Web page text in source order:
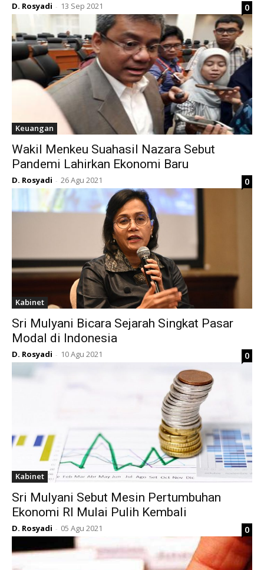
D. Rosyadi - 13 Sep 2021 0
Keuangan
Wakil Menkeu Suahasil Nazara Sebut
Pandemi Lahirkan Ekonomi Baru
D. Rosyadi - 26 Agu 2021 0
Kabinet
Sri Mulyani Bicara Sejarah Singkat Pasar
Modal di Indonesia
D. Rosyadi - 10 Agu 2021 0
Kabinet
Sri Mulyani Sebut Mesin Pertumbuhan
Ekonomi RI Mulai Pulih Kembali
D. Rosyadi - 05 Agu 2021 0